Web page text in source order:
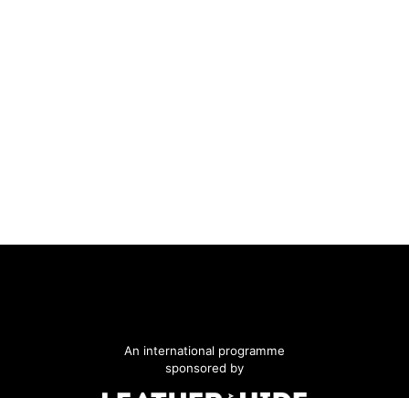
An international programme
sponsored by